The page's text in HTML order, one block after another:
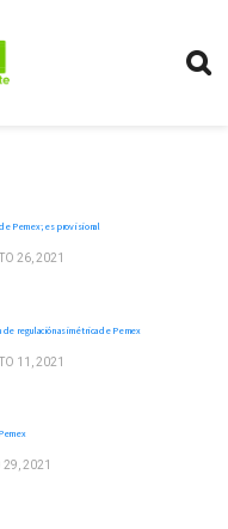
Pemex; es provisional
26, 2021
regulación asimétrica de Pemex
11, 2021
2021